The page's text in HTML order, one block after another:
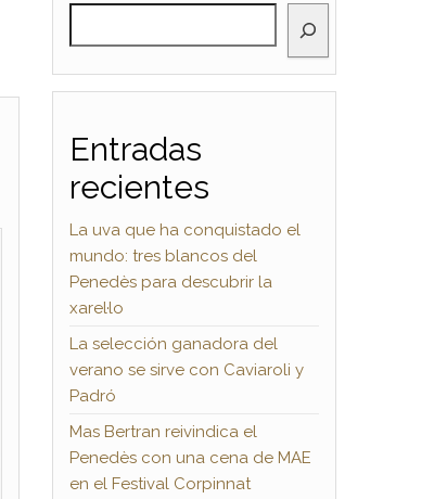
Entradas
recientes
La uva que ha conquistado el
mundo: tres blancos del
Penedès para descubrir la
xarel·lo
La selección ganadora del
verano se sirve con Caviaroli y
Padró
Mas Bertran reivindica el
Penedès con una cena de MAE
en el Festival Corpinnat